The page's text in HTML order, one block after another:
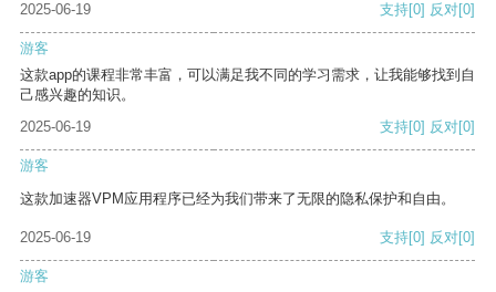
2025-06-19 支持[0] 反对[0]
游客
这款app的课程非常丰富，可以满足我不同的学习需求，让我能够找到自
己感兴趣的知识。
2025-06-19
支持[0] 反对[0]
游客
这款加速器VPM应用程序已经为我们带来了无限的隐私保护和自由。
2025-06-19 支持[0] 反对[0]
游客